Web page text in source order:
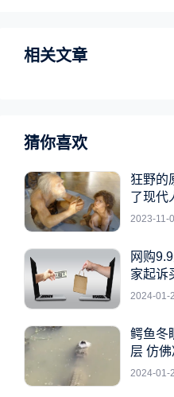
相关文章
猜你喜欢
狂野的
了现代
2023-11-
网购
家起诉
2024-01-
鳄鱼冬
层 仿
2024-01-